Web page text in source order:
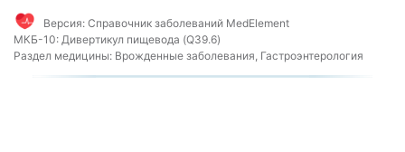
Версия: Справочник заболеваний MedElement
МКБ-10: Дивертикул пищевода (Q39.6)
Раздел медицины: Врожденные заболевания, Гастроэнтерология